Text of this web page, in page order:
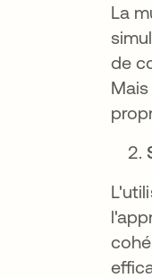
La
de